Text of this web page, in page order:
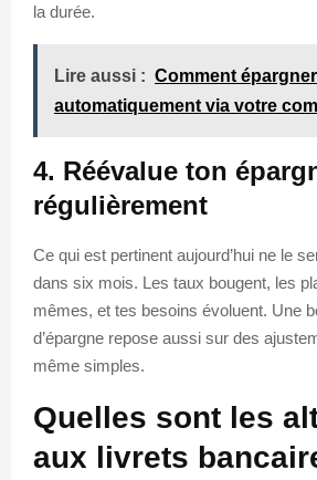
la durée.
Lire aussi : Comment épargner
automatiquement via votre
4. Réévalue ton
régulièrement
Ce qui est pertinent aujourd’hui ne le
dans six mois. Les taux bougent, les
mêmes, et tes besoins évoluent. Une
d’épargne repose aussi sur des
même simples.
Quelles sont les
aux livrets